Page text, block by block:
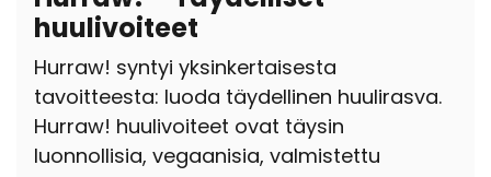
huulivoiteet
Hurraw! syntyi yksinkertaisesta
tavoitteesta: luoda täydellinen huulirasva.
Hurraw! ­huulivoiteet ovat täysin
luonnollisia, vegaanisia, valmistettu